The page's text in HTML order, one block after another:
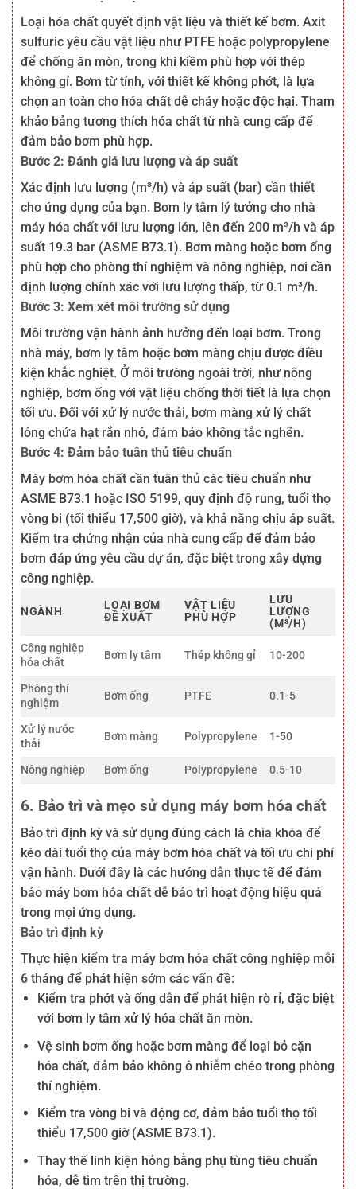
Loại hóa chất quyết định vật liệu và thiết kế bơm. Axit
sulfuric yêu cầu vật liệu như PTFE hoặc polypropylene
để chống ăn mòn, trong khi kiềm phù hợp với thép
không gỉ. Bơm từ tính, với thiết kế không phớt, là lựa
chọn an toàn cho hóa chất dễ cháy hoặc độc hại. Tham
khảo bảng tương thích hóa chất từ nhà cung cấp để
đảm bảo bơm phù hợp.
Bước 2: Đánh giá lưu lượng và áp suất
Xác định lưu lượng (m³/h) và áp suất (bar) cần thiết
cho ứng dụng của bạn. Bơm ly tâm lý tưởng cho nhà
máy hóa chất với lưu lượng lớn, lên đến 200 m³/h và áp
suất 19.3 bar (ASME B73.1). Bơm màng hoặc bơm ống
phù hợp cho phòng thí nghiệm và nông nghiệp, nơi cần
định lượng chính xác với lưu lượng thấp, từ 0.1 m³/h.
Bước 3: Xem xét môi trường sử dụng
Môi trường vận hành ảnh hưởng đến loại bơm. Trong
nhà máy, bơm ly tâm hoặc bơm màng chịu được điều
kiện khắc nghiệt. Ở môi trường ngoài trời, như nông
nghiệp, bơm ống với vật liệu chống thời tiết là lựa chọn
tối ưu. Đối với xử lý nước thải, bơm màng xử lý chất
lỏng chứa hạt rắn nhỏ, đảm bảo không tắc nghẽn.
Bước 4: Đảm bảo tuân thủ tiêu chuẩn
Máy bơm hóa chất cần tuân thủ các tiêu chuẩn như
ASME B73.1 hoặc ISO 5199, quy định độ rung, tuổi thọ
vòng bi (tối thiểu 17,500 giờ), và khả năng chịu áp suất.
Kiểm tra chứng nhận của nhà cung cấp để đảm bảo
bơm đáp ứng yêu cầu dự án, đặc biệt trong xây dựng
công nghiệp.
NGÀNH
LOẠI BƠM
ĐỀ XUẤT
VẬT LIỆU
PHÙ HỢP
LƯU
LƯỢNG
(M³/H)
Công nghiệp
hóa chất
Bơm ly tâm Thép không gỉ 10-200
Phòng thí
nghiệm
Bơm ống PTFE 0.1-5
Xử lý nước
thải
Bơm màng Polypropylene 1-50
Nông nghiệp Bơm ống Polypropylene 0.5-10
6. Bảo trì và mẹo sử dụng máy bơm hóa chất
Bảo trì định kỳ và sử dụng đúng cách là chìa khóa để
kéo dài tuổi thọ của máy bơm hóa chất và tối ưu chi phí
vận hành. Dưới đây là các hướng dẫn thực tế để đảm
bảo máy bơm hóa chất dễ bảo trì hoạt động hiệu quả
trong mọi ứng dụng.
Bảo trì định kỳ
Thực hiện kiểm tra máy bơm hóa chất công nghiệp mỗi
6 tháng để phát hiện sớm các vấn đề:
Kiểm tra phớt và ống dẫn để phát hiện rò rỉ, đặc biệt
với bơm ly tâm xử lý hóa chất ăn mòn.
Vệ sinh bơm ống hoặc bơm màng để loại bỏ cặn
hóa chất, đảm bảo không ô nhiễm chéo trong phòng
thí nghiệm.
Kiểm tra vòng bi và động cơ, đảm bảo tuổi thọ tối
thiểu 17,500 giờ (ASME B73.1).
Thay thế linh kiện hỏng bằng phụ tùng tiêu chuẩn
hóa, dễ tìm trên thị trường.